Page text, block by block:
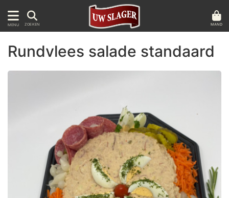
MENU ZOEKEN MAND
Rundvlees salade standaard